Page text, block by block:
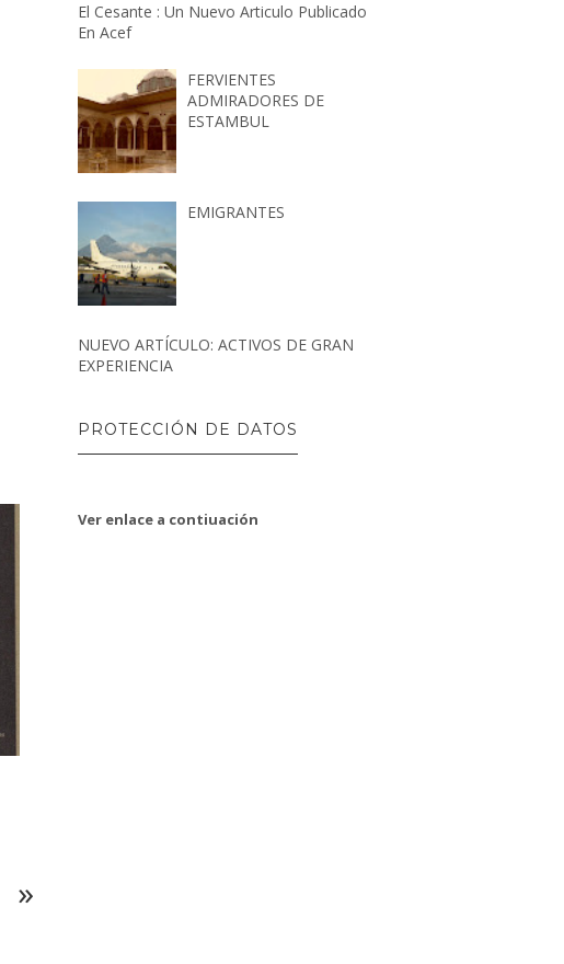
El Cesante : Un Nuevo Articulo Publicado
En Acef
FERVIENTES
ADMIRADORES DE
ESTAMBUL
EMIGRANTES
NUEVO ARTÍCULO: ACTIVOS DE GRAN
EXPERIENCIA
PROTECCIÓN DE DATOS
Ver enlace a contiuación